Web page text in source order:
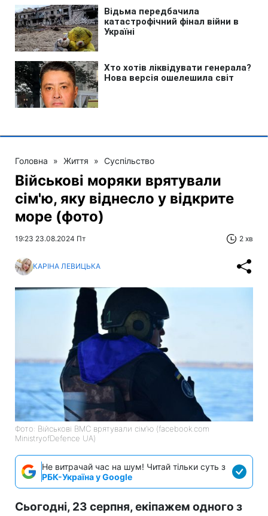
Головна » Життя » Суспільство
Військові моряки врятували
сім'ю, яку віднесло у відкрите
море (фото)
19:23 23.08.2024 Пт 2 хв
КАРІНА ЛЕВИЦЬКА
Фото: Військові ВМС врятували сім'ю (facebook.com
MinistryofDefence UA)
Не витрачай час на шум! Читай тільки суть з
РБК-Україна у Google
Сьогодні, 23 серпня, екіпажем одного з